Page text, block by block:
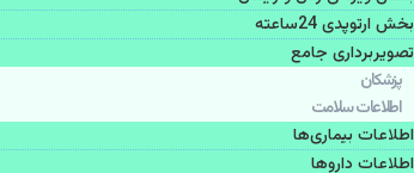
بخش ارتوپدی 24ساعته
تصویربرداری جامع
پزشكان
اطلاعات سلامت
اطلاعات بیماری‌ها
اطلاعات دارو‌ها